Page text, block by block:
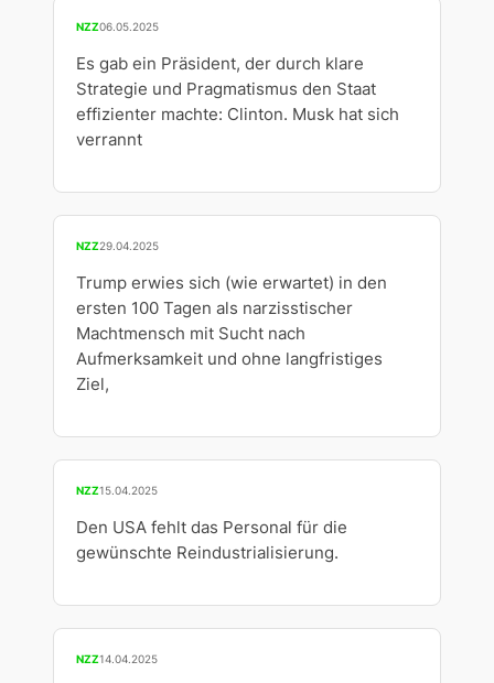
NZZ06.05.2025
Es gab ein Präsident, der durch klare
Strategie und Pragmatismus den Staat
effizienter machte: Clinton. Musk hat sich
verrannt
NZZ29.04.2025
Trump erwies sich (wie erwartet) in den
ersten 100 Tagen als narzisstischer
Machtmensch mit Sucht nach
Aufmerksamkeit und ohne langfristiges
Ziel,
NZZ15.04.2025
Den USA fehlt das Personal für die
gewünschte Reindustrialisierung.
NZZ14.04.2025